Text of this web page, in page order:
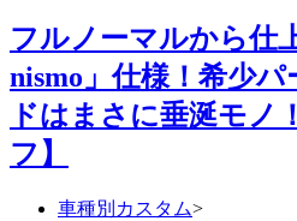
フルノーマルから仕
nismo」仕様！希少
ドはまさに垂涎モノ
フ】
車種別カスタム>